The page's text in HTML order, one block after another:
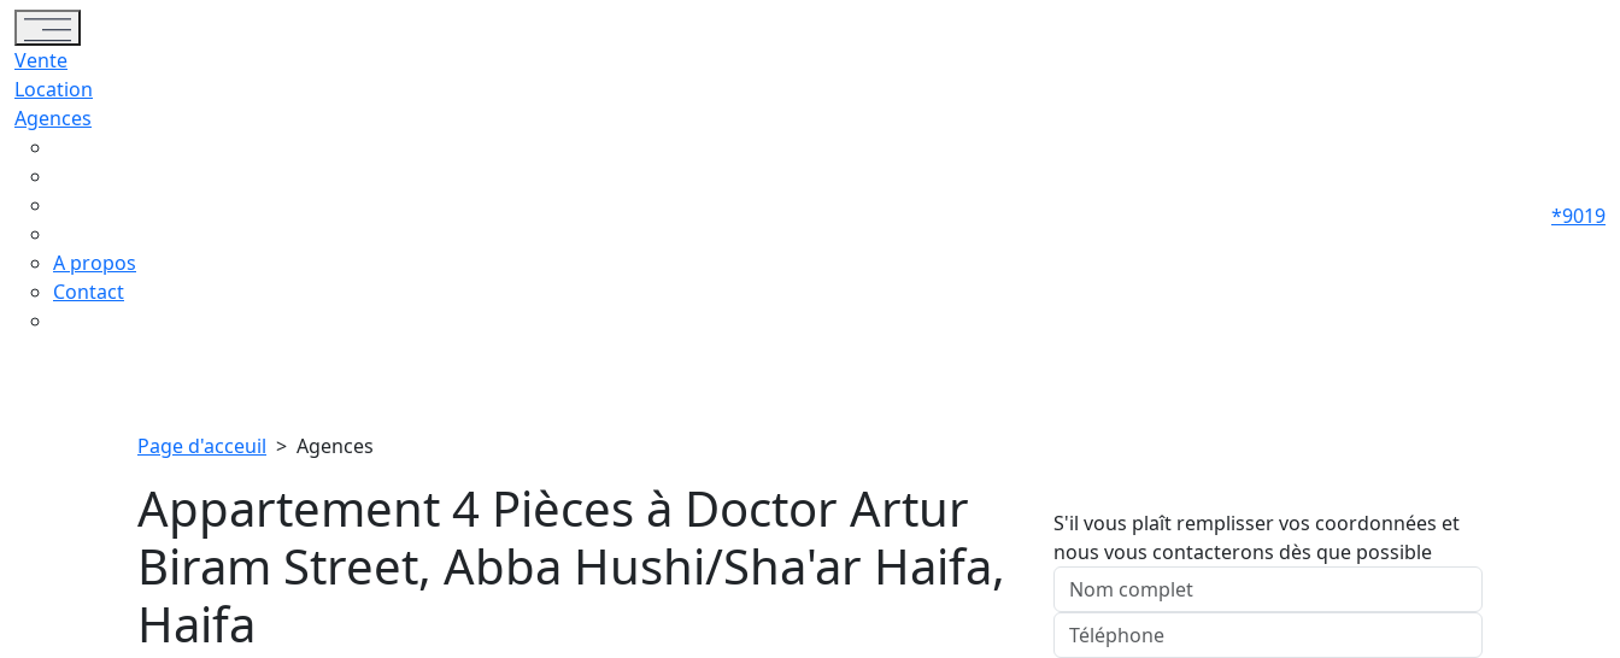
Toggle navigation
Vente
Location
Agences
A propos
Contact
*9019
Page d'acceuil > Agences
Appartement 4 Pièces à Doctor Artur
Biram Street, Abba Hushi/Sha'ar Haifa,
Haifa
S'il vous plaît remplisser vos coordonnées et
nous vous contacterons dès que possible